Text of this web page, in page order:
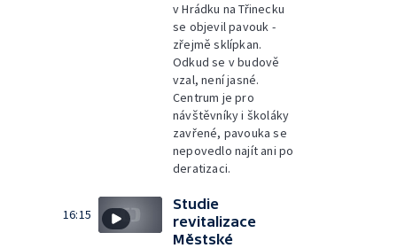
v Hrádku na Třinecku
se objevil pavouk -
zřejmě sklípkan.
Odkud se v budově
vzal, není jasné.
Centrum je pro
návštěvníky i školáky
zavřené, pavouka se
nepovedlo najít ani po
deratizaci.
16:15
Studie
revitalizace
Městské